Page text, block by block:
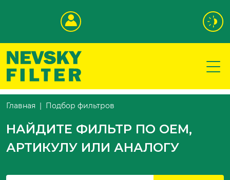
Главная Подбор фильтров
НАЙДИТЕ ФИЛЬТР ПО OEM,
АРТИКУЛУ ИЛИ АНАЛОГУ